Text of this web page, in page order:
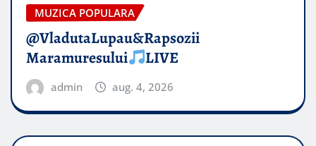
MUZICA POPULARA
@VladutaLupau&Rapsozii
Maramuresului
LIVE
admin aug. 4, 2026